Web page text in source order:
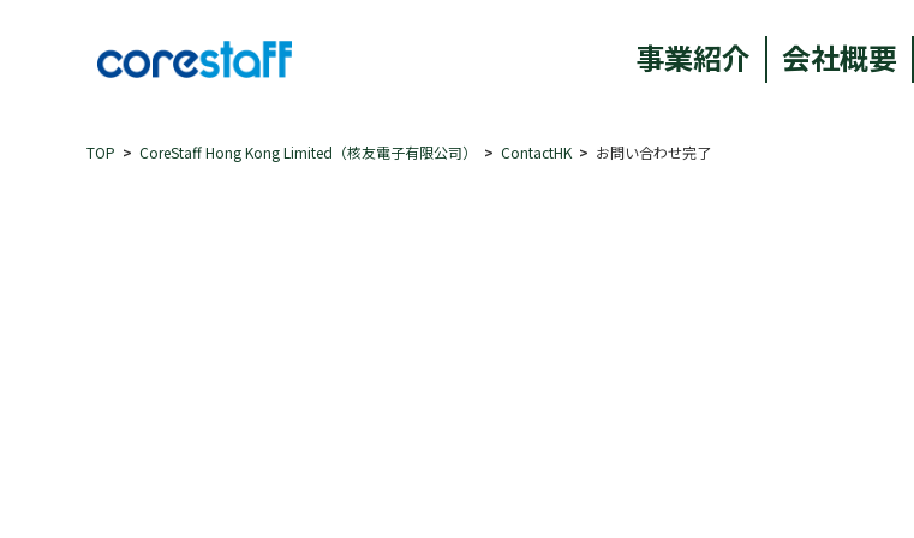
事業紹介 会社概要
TOP CoreStaff Hong Kong Limited（核友電子有限公司） ContactHK お問い合わせ完了